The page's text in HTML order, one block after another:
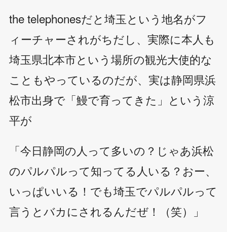
the telephonesだと埼玉という地名がフ
ィーチャーされがちだし、実際に本人も
埼玉県北本市という場所の観光大使的な
こともやっているのだが、実は静岡県浜
松市出身で「鰻で育ってきた」という涼
平が
「今日静岡の人って多いの？じゃあ浜松
のパルパルって知ってる人いる？おー、
いっぱいいる！でも埼玉でパルパルって
言うとバカにされるんだぜ！（笑）」